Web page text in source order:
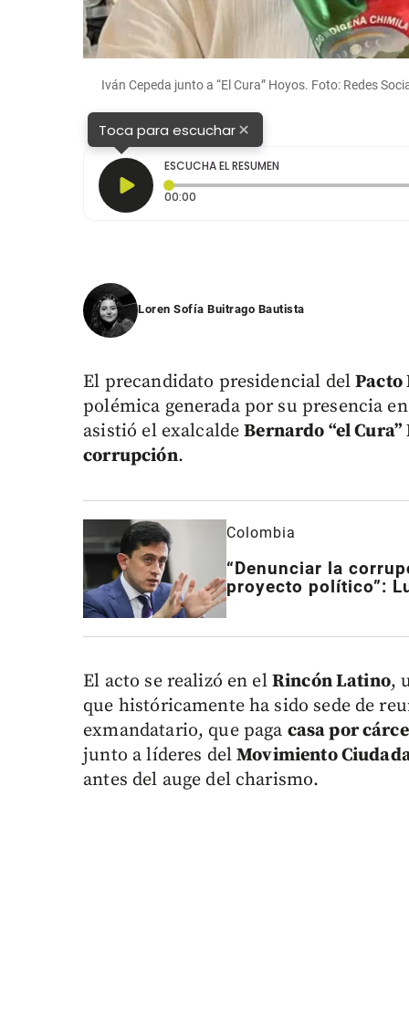
Iván Cepeda junto a “El Cura” Hoyos. Foto: Redes
Toca para escuchar×
ESCUCHA EL RESUMEN
00:00
Loren Sofía Buitrago Bautista
El precandidato presidencial del
polémica generada por su presencia
asistió el exalcaldeBernardo “el Cura”
corrupción.
Colombia
“Denunciar la
proyecto político”:
El acto se realizó en el Rincón Latino,
que históricamente ha sido sede de
exmandatario, que paga casa por
junto a líderes delMovimiento
antes del auge del charismo.